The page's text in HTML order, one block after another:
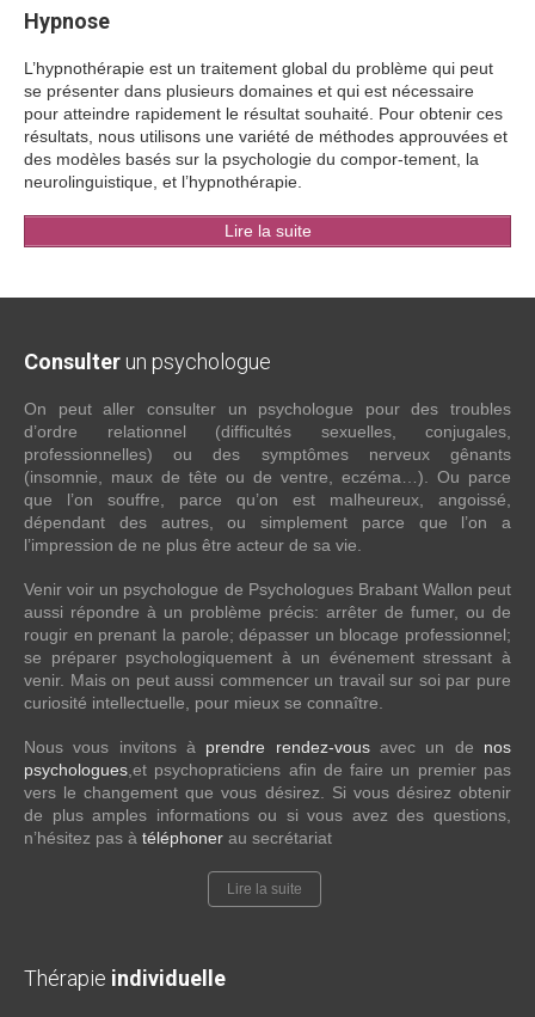
Hypnose
L’hypnothérapie est un traitement global du problème qui peut
se présenter dans plusieurs domaines et qui est nécessaire
pour atteindre rapidement le résultat souhaité. Pour obtenir ces
résultats, nous utilisons une variété de méthodes approuvées et
des modèles basés sur la psychologie du compor-tement, la
neurolinguistique, et l’hypnothérapie.
Lire la suite
Consulter un psychologue
On peut aller consulter un psychologue pour des troubles
d’ordre relationnel (difficultés sexuelles, conjugales,
professionnelles) ou des symptômes nerveux gênants
(insomnie, maux de tête ou de ventre, eczéma…). Ou parce
que l’on souffre, parce qu’on est malheureux, angoissé,
dépendant des autres, ou simplement parce que l’on a
l’impression de ne plus être acteur de sa vie.
Venir voir un psychologue de Psychologues Brabant Wallon peut
aussi répondre à un problème précis: arrêter de fumer, ou de
rougir en prenant la parole; dépasser un blocage professionnel;
se préparer psychologiquement à un événement stressant à
venir. Mais on peut aussi commencer un travail sur soi par pure
curiosité intellectuelle, pour mieux se connaître.
Nous vous invitons à prendre rendez-vousavec un de nos
psychologues ,et psychopraticiens afin de faire un premier pas
vers le changement que vous désirez. Si vous désirez obtenir
de plus amples informations ou si vous avez des questions,
n’hésitez pas à téléphoner au secrétariat
Lire la suite
Thérapie individuelle